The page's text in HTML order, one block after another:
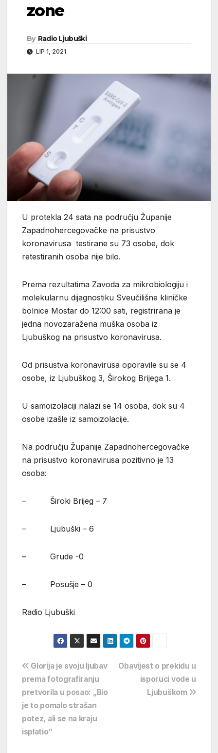
zone
By Radio Ljubuški
LIP 1, 2021
U protekla 24 sata na području Županije
Zapadnohercegovačke na prisustvo
koronavirusa testirane su 73 osobe, dok
retestiranih osoba nije bilo.
Prema rezultatima Zavoda za mikrobiologiju i
molekularnu dijagnostiku Sveučilišne kliničke
bolnice Mostar do 12:00 sati, registrirana je
jedna novozaražena muška osoba iz
Ljubuškog na prisustvo koronavirusa.
Od prisustva koronavirusa oporavile su se 4
osobe, iz Ljubuškog 3, Širokog Brijega 1.
U samoizolaciji nalazi se 14 osoba, dok su 4
osobe izašle iz samoizolacije.
Na području Županije Zapadnohercegovačke
na prisustvo koronavirusa pozitivno je 13
osoba:
– Široki Brijeg – 7
– Ljubuški – 6
– Grude -0
– Posušje – 0
Radio Ljubuški
Navigacija
objava
Obavijest o prekidu u
isporuci vode u
Ljubuškom
Glorija je svoju ljubav
prema fotografiranju
pretvorila u posao: „Bio
je to pomalo strašan
potez, ali se na kraju
isplatio“